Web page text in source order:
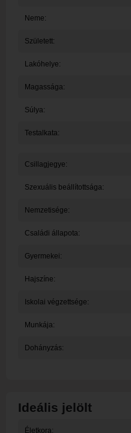
Neme:
Született:
Lakóhelye:
Magassága:
Súlya:
Testalkata:
Csillagjegye:
Szexuális beállítottsága:
Nemzetisége:
Családi állapota:
Gyermekei:
Hajszíne:
Iskolai végzettsége:
Munkája:
Dohányzás:
Ideális jelölt
Életkora: